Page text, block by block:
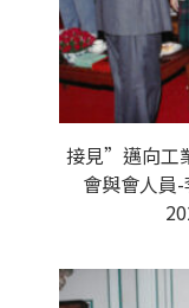
接見”邁向工
會與會人員